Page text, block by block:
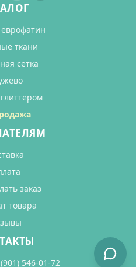
ткани
сетка
заказ
товара
546-01-72